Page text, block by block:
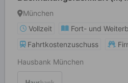
München
Vollzeit
Fort- und
Fahrtkostenzuschuss
Hausbank München